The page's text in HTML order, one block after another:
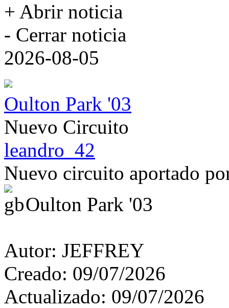
+ Abrir noticia
- Cerrar noticia
2026-08-05
Oulton Park '03
Nuevo Circuito
leandro_42
Nuevo circuito aportado
Oulton Park '03
Autor: JEFFREY
Creado: 09/07/2026
Actualizado: 09/07/2026